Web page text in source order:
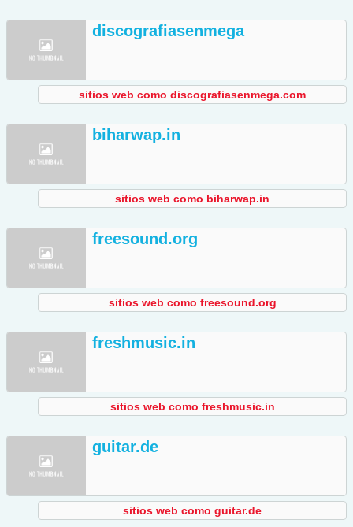
discografiasenmega
sitios web como discografiasenmega.com
biharwap.in
sitios web como biharwap.in
freesound.org
sitios web como freesound.org
freshmusic.in
sitios web como freshmusic.in
guitar.de
sitios web como guitar.de